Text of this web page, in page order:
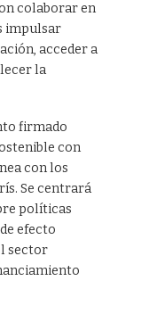
colaborar en
impulsar
acceder a
la
firmado
con
con los
Se centrará
políticas
efecto
sector